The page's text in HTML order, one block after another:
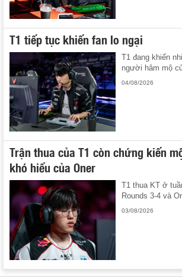
T1 tiếp tục khiến fan lo ngại
T1 đang khiến
người hâm mộ
04/08/2026
Trận thua của T1 còn chứng kiến
khó hiểu của Oner
T1 thua KT ở
Rounds 3-4 và
03/08/2026